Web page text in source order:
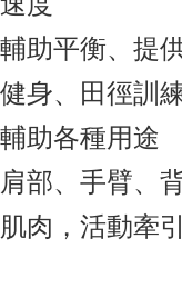
助平衡、提
身、田徑訓
助各種用途
部、手臂、
肉，活動牽